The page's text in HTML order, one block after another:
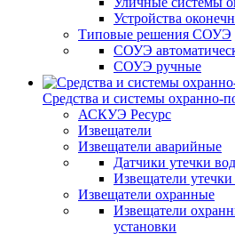
Устройства
Типовые решения СОУЭ
СОУЭ
СОУЭ ручные
Средства и системы охранно-
АСКУЭ Ресурс
Извещатели
Извещатели аварийные
Датчики утечки
Извещатели утечки
Извещатели охранные
Извещатели
установки